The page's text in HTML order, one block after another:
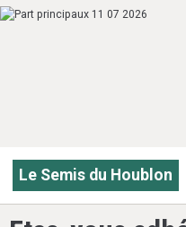
Le Semis du Houblon